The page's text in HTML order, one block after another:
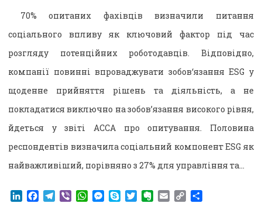
70% опитаних фахівців визначили питання
соціального впливу як ключовий фактор під час
розгляду потенційних роботодавців. Відповідно,
компанії повинні впроваджувати зобов‘язання ESG у
щоденне прийняття рішень та діяльність, а не
покладатися виключно на зобов’язання високого рівня,
йдеться у звіті ACCA про опитування. Половина
респондентів визначила соціальний компонент ESG як
найважливіший, порівняно з 27% для управління та…
LinkedIn
Facebook
Telegram
ViberWhatsApp
Messenger
SkypeTwitterEvernote
EmailCopy